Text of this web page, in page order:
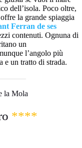
dell’isola. Poco oltre,
offre la grande spiaggia
Ferran de ses
contenuti. Ognuna di
un
l’angolo più
e un tratto di strada.
la Mola
****